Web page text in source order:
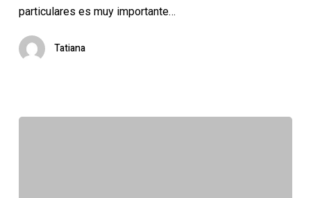
particulares es muy importante…
Tatiana